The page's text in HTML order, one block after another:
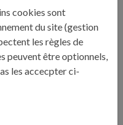
laissez-les reposer une
dégustation.
cookies sont
du site (gestion
les règles de
peuvent être optionnels,
les accecpter ci-